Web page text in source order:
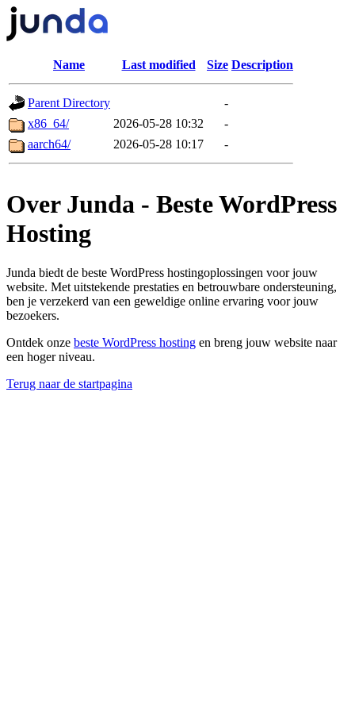
Name Last modified Size Description
Parent Directory
-
x86_64/
2026-05-28 10:32
-
aarch64/
2026-05-28 10:17 -
Over Junda - Beste WordPress
Hosting
Junda biedt de beste WordPress hostingoplossingen voor jouw
website. Met uitstekende prestaties en betrouwbare ondersteuning,
ben je verzekerd van een geweldige online ervaring voor jouw
bezoekers.
Ontdek onze beste WordPress hosting en breng jouw website naar
een hoger niveau.
Terug naar de startpagina